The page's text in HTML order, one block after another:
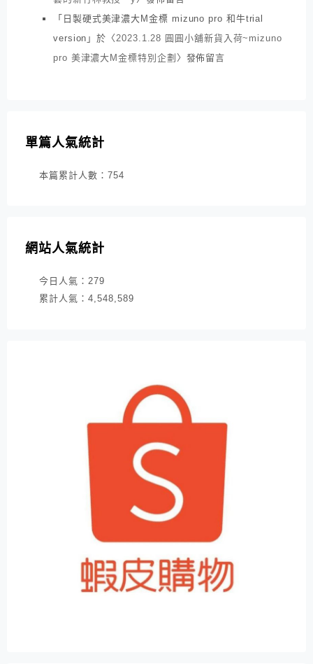
「 日製硬式美津濃大M金標 mizuno pro 和牛trial
version 」於〈 2023.1.28 圓圓小舖新貨入荷~mizuno
pro 美津濃大M金標特別企劃 〉發佈留言
單篇人氣統計
本篇累計人數： 754
網站人氣統計
今日人氣： 279
累計人氣： 4,548,589